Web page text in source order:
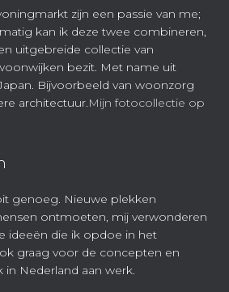
zijn een passie van me;
kan ik deze twee combineren,
uitgebreide collectie van
bezit. Met name uit
Bijvoorbeeld van woonzorg
architectuur.Mijn fotocollectie op
genoeg. Nieuwe plekken
ontmoeten, mij verwonderen
ideeën die ik opdoe in het
graag voor de concepten en
in Nederland aan werk.